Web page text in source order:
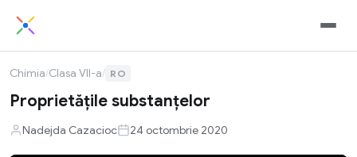
Chimia/Clasa VII-a/ RO
Proprietățile substanțelor
Nadejda Cazacioc 24 octombrie 2020